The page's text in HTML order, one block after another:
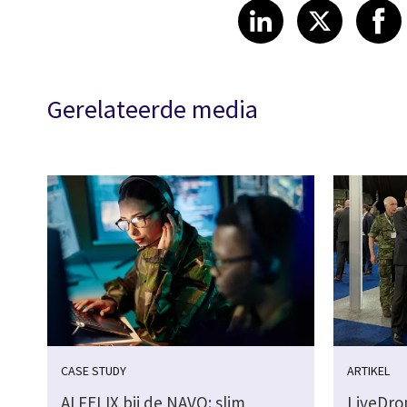
Share article
LinkedIn
Share
X
Gerelateerde media
CASE STUDY ARTIKEL